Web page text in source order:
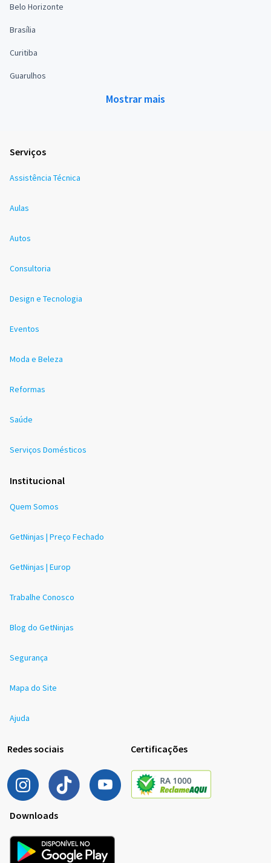
Belo Horizonte
Brasília
Curitiba
Guarulhos
Mostrar mais
Serviços
Assistência Técnica
Aulas
Autos
Consultoria
Design e Tecnologia
Eventos
Moda e Beleza
Reformas
Saúde
Serviços Domésticos
Institucional
Quem Somos
GetNinjas | Preço Fechado
GetNinjas | Europ
Trabalhe Conosco
Blog do GetNinjas
Segurança
Mapa do Site
Ajuda
Redes sociais Certificações
Downloads